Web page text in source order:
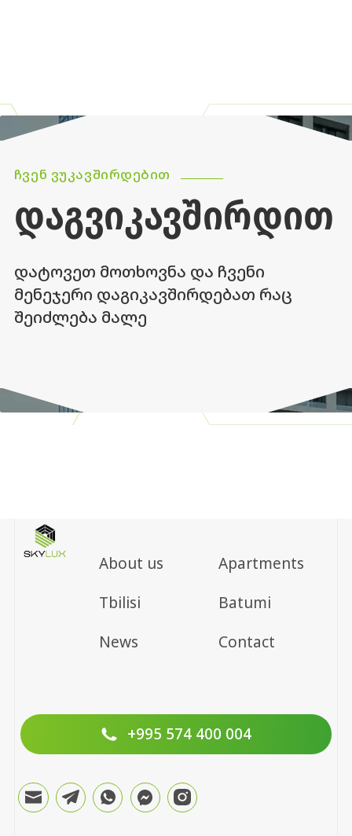
ᲩᲕᲔᲜ ᲕᲣᲙᲐᲕᲨᲘᲠᲓᲔᲑᲘᲗ
ᲓᲐᲒᲕᲘᲙᲐᲕᲨᲘᲠᲓᲘᲗ
დატოვეთ მოთხოვნა და ჩვენი
მენეჯერი დაგიკავშირდებათ რაც
შეიძლება მალე
About us
Apartments
Tbilisi
Batumi
News
Contact
+995 574 400 004